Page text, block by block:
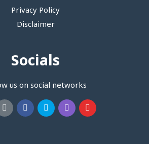
Privacy Policy
Disclaimer
Socials
us on social networks